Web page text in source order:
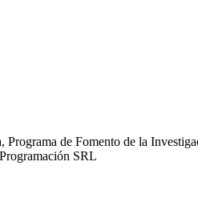
de Fomento de la
SRL